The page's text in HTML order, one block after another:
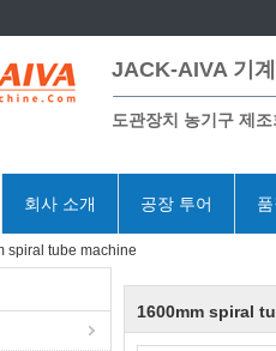
JACK-AIVA 기
도관장치 농기구 제
회사 소개 공장 투어
spiral tube machine
1600mm spiral